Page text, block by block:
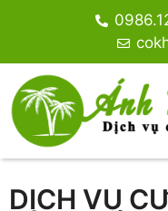
DỊCH VỤ